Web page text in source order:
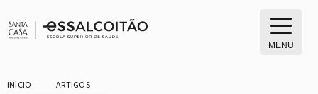
para
MENU
INÍCIO ARTIGOS